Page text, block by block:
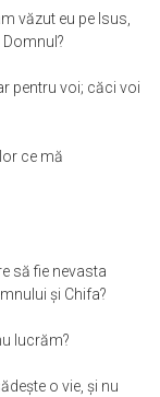
văzut eu pe Isus,
pentru voi; căci voi
ce mă
să fie nevasta
şi Chifa?
lucrăm?
o vie, şi nu